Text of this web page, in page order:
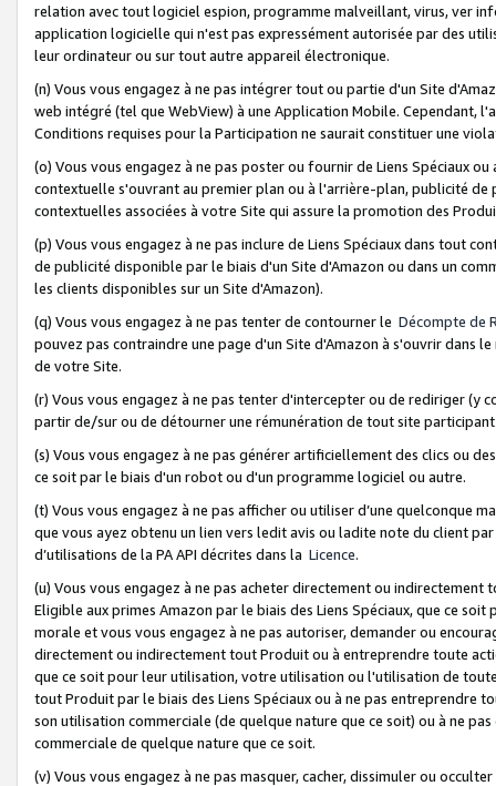
relation avec tout logiciel espion, programme malveillant, virus, ver
application logicielle qui n'est pas expressément autorisée par des
leur ordinateur ou sur tout autre appareil électronique.
(n) Vous vous engagez à ne pas intégrer tout ou partie d'un Site
web intégré (tel que WebView) à une Application Mobile. Cependant,
Conditions requises pour la Participation ne saurait constituer une
(o) Vous vous engagez à ne pas poster ou fournir de Liens Spéciaux
contextuelle s'ouvrant au premier plan ou à l'arrière-plan, publicité
contextuelles associées à votre Site qui assure la promotion des
(p) Vous vous engagez à ne pas inclure de Liens Spéciaux dans tout
de publicité disponible par le biais d'un Site d'Amazon ou dans un
les clients disponibles sur un Site d'Amazon).
(q) Vous vous engagez à ne pas tenter de contourner le Décompte de
pouvez pas contraindre une page d'un Site d'Amazon à s'ouvrir dans
de votre Site.
(r) Vous vous engagez à ne pas tenter d'intercepter ou de rediriger
partir de/sur ou de détourner une rémunération de tout site
(s) Vous vous engagez à ne pas générer artificiellement des clics ou
ce soit par le biais d'un robot ou d'un programme logiciel ou autre.
(t) Vous vous engagez à ne pas afficher ou utiliser d’une quelconque
que vous ayez obtenu un lien vers ledit avis ou ladite note du client
d’utilisations de la PA API décrites dans la Licence.
(u) Vous vous engagez à ne pas acheter directement ou
Eligible aux primes Amazon par le biais des Liens Spéciaux, que ce
morale et vous vous engagez à ne pas autoriser, demander ou
directement ou indirectement tout Produit ou à entreprendre toute
que ce soit pour leur utilisation, votre utilisation ou l'utilisation de
tout Produit par le biais des Liens Spéciaux ou à ne pas entreprendre
son utilisation commerciale (de quelque nature que ce soit) ou à ne
commerciale de quelque nature que ce soit.
(v) Vous vous engagez à ne pas masquer, cacher, dissimuler ou